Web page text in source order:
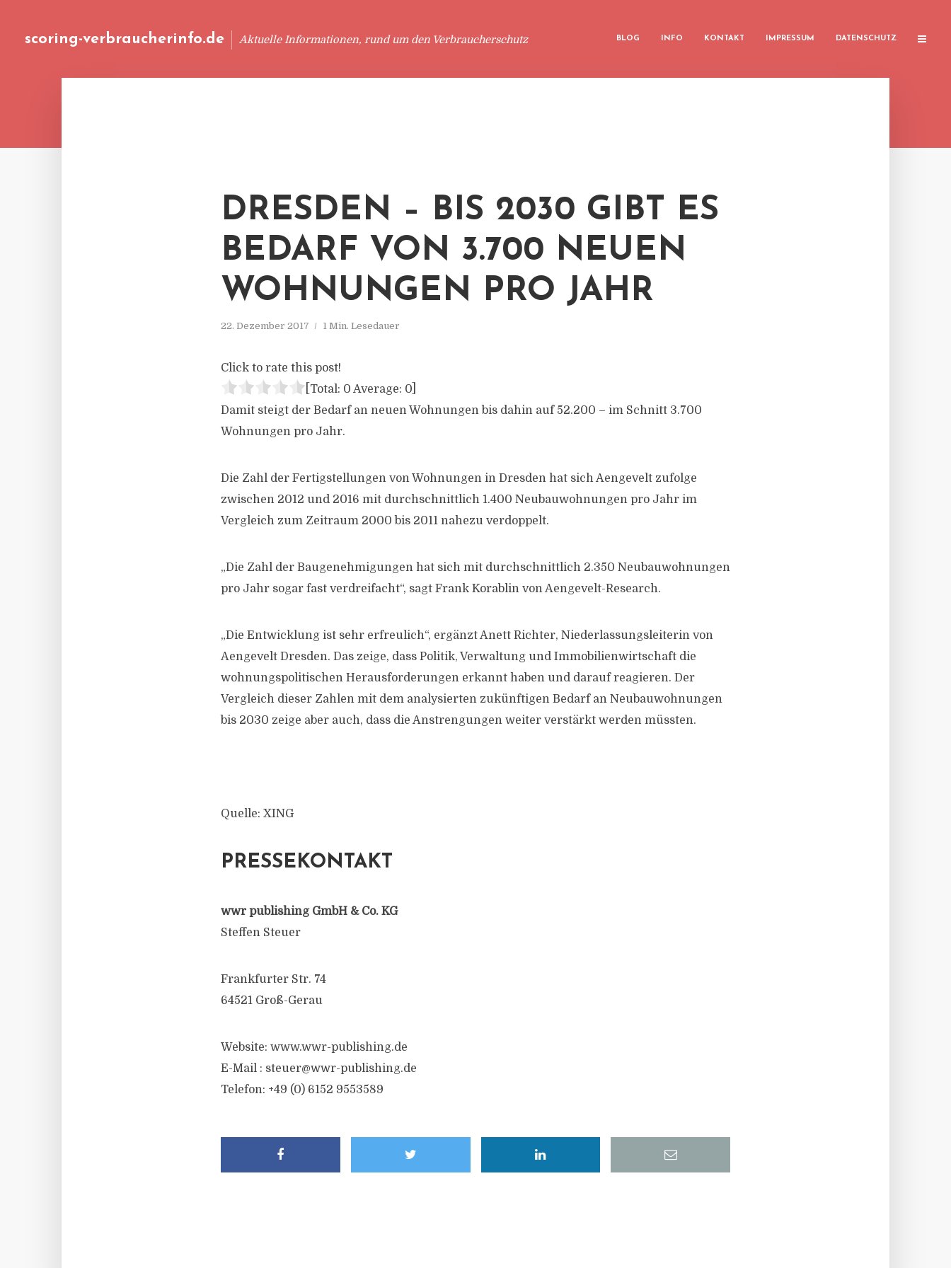
scoring-verbraucherinfo.de Aktuelle Informationen, rund um den Verbraucherschutz BLOG INFO KONTAKT IMPRESSUM DATENSCHUTZ
DRESDEN – BIS 2030 GIBT ES
BEDARF VON 3.700 NEUEN
WOHNUNGEN PRO JAHR
22. Dezember 2017 1 Min. Lesedauer
Click to rate this post!
[Total: 0 Average: 0
Damit steigt der Bedarf an neuen Wohnungen bis dahin auf 52.200 – im Schnitt 3.700
Wohnungen pro Jahr.
Die Zahl der Fertigstellungen von Wohnungen in Dresden hat sich Aengevelt zufolge
zwischen 2012 und 2016 mit durchschnittlich 1.400 Neubauwohnungen pro Jahr im
Vergleich zum Zeitraum 2000 bis 2011 nahezu verdoppelt.
„Die Zahl der Baugenehmigungen hat sich mit durchschnittlich 2.350 Neubauwohnungen
pro Jahr sogar fast verdreifacht“, sagt Frank Korablin von Aengevelt-Research.
„Die Entwicklung ist sehr erfreulich“, ergänzt Anett Richter, Niederlassungsleiterin von
Aengevelt Dresden. Das zeige, dass Politik, Verwaltung und Immobilienwirtschaft die
wohnungspolitischen Herausforderungen erkannt haben und darauf reagieren. Der
Vergleich dieser Zahlen mit dem analysierten zukünftigen Bedarf an Neubauwohnungen
bis 2030 zeige aber auch, dass die Anstrengungen weiter verstärkt werden müssten.
Quelle: XING
PRESSEKONTAKT
wwr publishing GmbH & Co. KG
Steffen Steuer
Frankfurter Str. 74
64521 Groß-Gerau
Website: www.wwr-publishing.de
E-Mail : steuer@wwr-publishing.de
Telefon: +49 (0) 6152 9553589